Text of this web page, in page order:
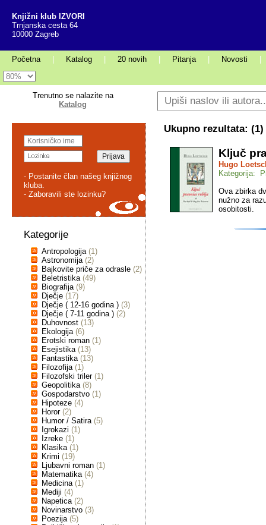
Knjižni klub IZVORI
Trnjanska cesta 64
10000 Zagreb
Početna Katalog 20 novih Pitanja Novosti
Trenutno se nalazite na
Katalog
- Postanite član našeg knjižnog
kluba.
- Zaboravili ste lozinku?
Kategorije
Antropologija (1)
Astronomija (2)
Bajkovite priče za odrasle (2)
Beletristika (49)
Biografija (9)
Dječje (17)
Dječje ( 12-16 godina ) (3)
Dječje ( 7-11 godina ) (2)
Duhovnost (13)
Ekologija (6)
Erotski roman (1)
Esejistika (13)
Fantastika (13)
Filozofija (1)
Filozofski triler (1)
Geopolitika (8)
Gospodarstvo (1)
Hipoteze (4)
Horor (2)
Humor / Satira (5)
Igrokazi (1)
Izreke (1)
Klasika (1)
Krimi (19)
Ljubavni roman (1)
Matematika (4)
Medicina (1)
Mediji (4)
Napetica (2)
Novinarstvo (3)
Poezija (5)
Ukupno rezultata: (1)
Ključ
Hugo
Kategorija:
Ova zbirka
nužno za
osobitosti.